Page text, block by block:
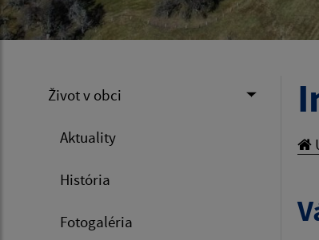
Život v obci
Aktuality
História
Fotogaléria